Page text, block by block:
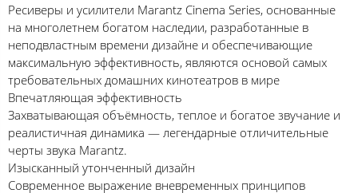
Ресиверы и усилители Marantz Cinema Series, основанные
на многолетнем богатом наследии, разработанные в
неподвластным времени дизайне и обеспечивающие
максимальную эффективность, являются основой самых
требовательных домашних кинотеатров в мире
Впечатляющая эффективность
Захватывающая объёмность, теплое и богатое звучание и
реалистичная динамика — легендарные отличительные
черты звука Marantz.
Изысканный утонченный дизайн
Современное выражение вневременных принципов